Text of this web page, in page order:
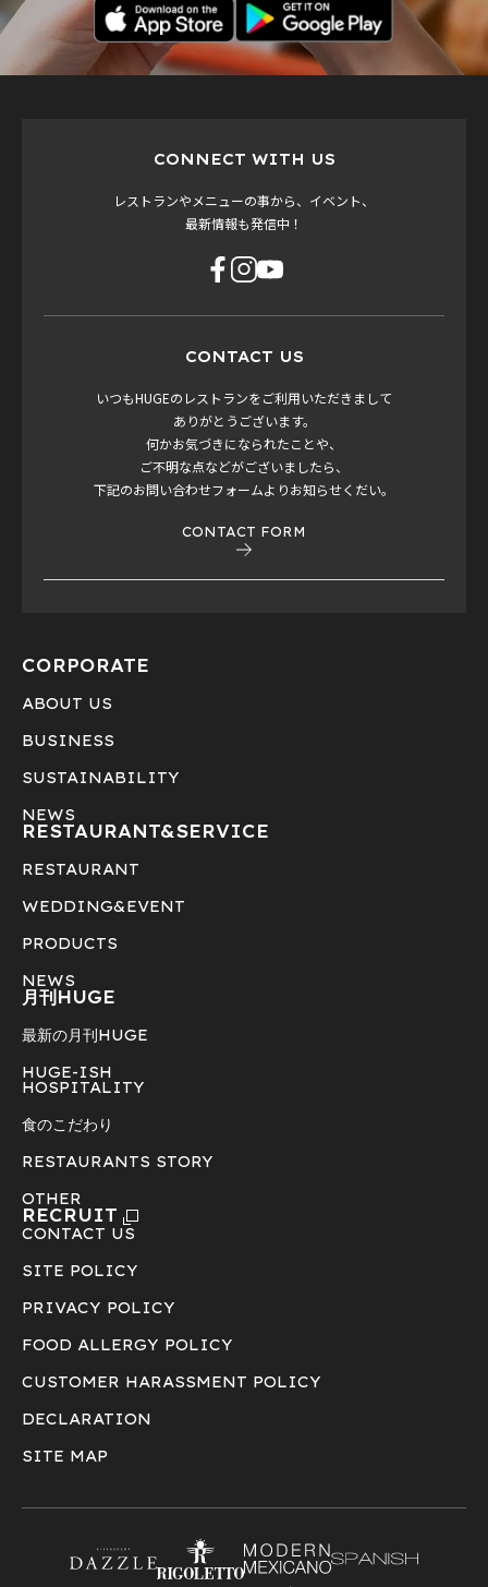
CONNECT WITH US
レストランやメニューの事から、イベント、
最新情報も発信中！
CONTACT US
いつもHUGEのレストランをご利用いただきまして
ありがとうございます。
何かお気づきになられたことや、
ご不明な点などがございましたら、
下記のお問い合わせフォームよりお知らせくだい。
CONTACT FORM
CORPORATE
ABOUT US
BUSINESS
SUSTAINABILITY
NEWS
RESTAURANT&SERVICE
RESTAURANT
WEDDING&EVENT
PRODUCTS
NEWS
月刊HUGE
最新の月刊HUGE
HUGE-ISH
HOSPITALITY
食のこだわり
RESTAURANTS STORY
OTHER
RECRUIT
CONTACT US
SITE POLICY
PRIVACY POLICY
FOOD ALLERGY POLICY
CUSTOMER HARASSMENT POLICY
DECLARATION
SITE MAP